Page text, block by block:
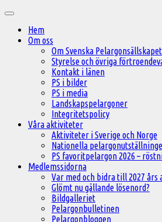
innehåll
Huvudmeny
Hem
Om oss
Om Svenska Pelargonsällskapet
Styrelse och övriga
Kontakt i länen
PS i bilder
PS i media
Landskapspelargoner
Integritetspolicy
Våra aktiviteter
Aktiviteter i Sverige och Norge
Nationella
PS favoritpelargon 2026 –
Medlemssidorna
Var med och bidra till 2027
Glömt nu gällande lösenord?
Bildgalleriet
Pelargonbulletinen
Pelargonbloggen